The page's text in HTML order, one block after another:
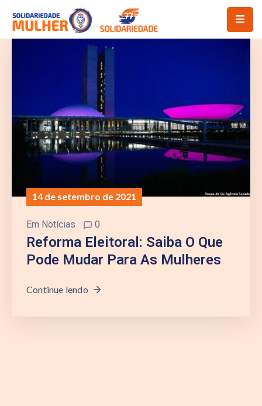
14 de setembro de 2021
Em Notícias 0
Reforma Eleitoral: Saiba O Que
Pode Mudar Para As Mulheres
Continue lendo